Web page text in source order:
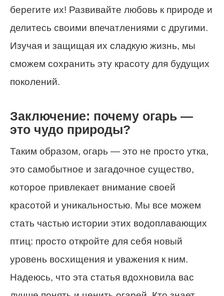
берегите их! Развивайте любовь к природе и
делитесь своими впечатлениями с другими.
Изучая и защищая их сладкую жизнь, мы
сможем сохранить эту красоту для будущих
поколений.
Заключение: почему огарь —
это чудо природы?
Таким образом, огарь — это не просто утка,
это самобытное и загадочное существо,
которое привлекает внимание своей
красотой и уникальностью. Мы все можем
стать частью истории этих водоплавающих
птиц: просто откройте для себя новый
уровень восхищения и уважения к ним.
Надеюсь, что эта статья вдохновила вас